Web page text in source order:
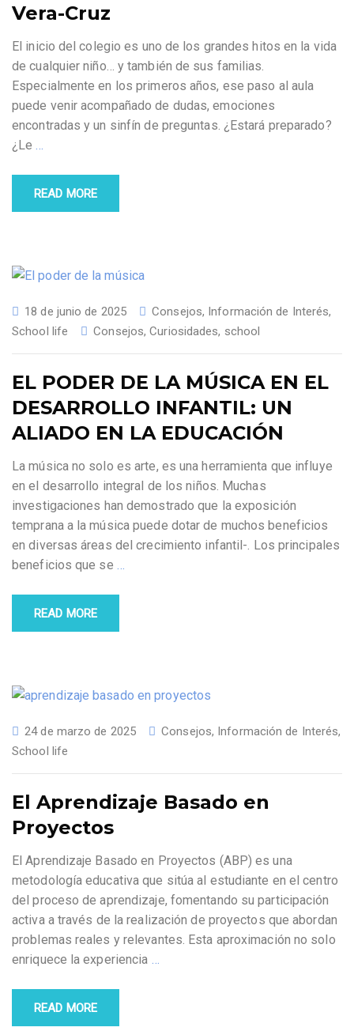
Vera-Cruz
El inicio del colegio es uno de los grandes hitos en la vida
de cualquier niño… y también de sus familias.
Especialmente en los primeros años, ese paso al aula
puede venir acompañado de dudas, emociones
encontradas y un sinfín de preguntas. ¿Estará preparado?
¿Le
READ MORE
18 de junio de 2025 Consejos, Información de Interés,
School life
Consejos,Curiosidades, school
EL PODER DE LA MÚSICA EN EL
DESARROLLO INFANTIL: UN
ALIADO EN LA EDUCACIÓN
La música no solo es arte, es una herramienta que influye
en el desarrollo integral de los niños. Muchas
investigaciones han demostrado que la exposición
temprana a la música puede dotar de muchos beneficios
en diversas áreas del crecimiento infantil-. Los principales
beneficios que se
READ MORE
24 de marzo de 2025 Consejos, Información de Interés,
School life
El Aprendizaje Basado en
Proyectos
El Aprendizaje Basado en Proyectos (ABP) es una
metodología educativa que sitúa al estudiante en el centro
del proceso de aprendizaje, fomentando su participación
activa a través de la realización de proyectos que abordan
problemas reales y relevantes. Esta aproximación no solo
enriquece la experiencia …
READ MORE